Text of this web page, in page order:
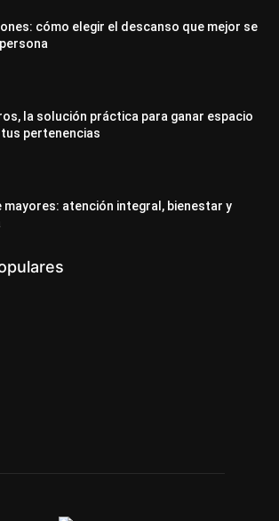
cómo elegir el descanso que mejor se
la solución práctica para ganar espacio
pertenencias
mayores: atención integral, bienestar y